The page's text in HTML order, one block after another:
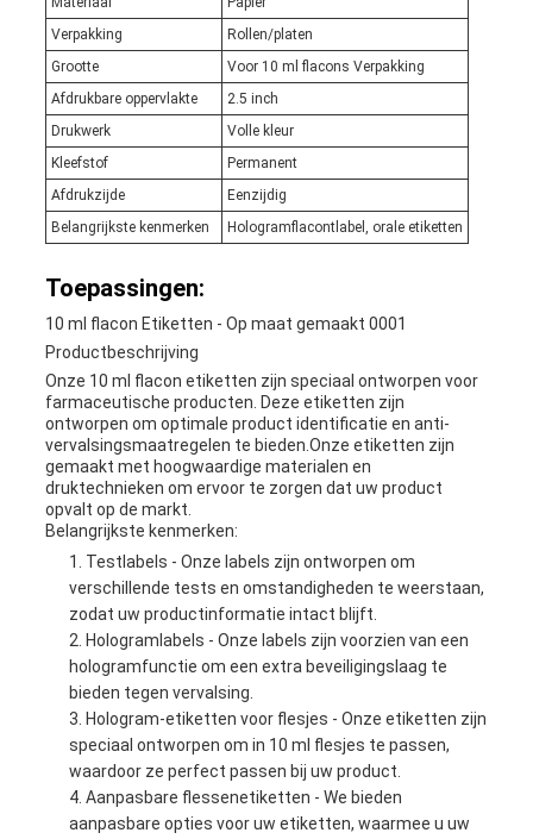
Verpakking
Rollen/platen
Grootte
Voor 10 ml flacons Verpakking
Afdrukbare oppervlakte
2.5 inch
Drukwerk
Volle kleur
Kleefstof
Permanent
Afdrukzijde
Eenzijdig
Belangrijkste kenmerken
Hologramflacontlabel, orale etiketten
Toepassingen:
10 ml flacon Etiketten - Op maat gemaakt 0001
Productbeschrijving
Onze 10 ml flacon etiketten zijn speciaal ontworpen voor
farmaceutische producten. Deze etiketten zijn
ontworpen om optimale product identificatie en anti-
vervalsingsmaatregelen te bieden.Onze etiketten zijn
gemaakt met hoogwaardige materialen en
druktechnieken om ervoor te zorgen dat uw product
opvalt op de markt.
Belangrijkste kenmerken:
Testlabels - Onze labels zijn ontworpen om
verschillende tests en omstandigheden te weerstaan,
zodat uw productinformatie intact blijft.
Hologramlabels - Onze labels zijn voorzien van een
hologramfunctie om een extra beveiligingslaag te
bieden tegen vervalsing.
Hologram-etiketten voor flesjes - Onze etiketten zijn
speciaal ontworpen om in 10 ml flesjes te passen,
waardoor ze perfect passen bij uw product.
Aanpasbare flessenetiketten - We bieden
aanpasbare opties voor uw etiketten, waarmee u uw